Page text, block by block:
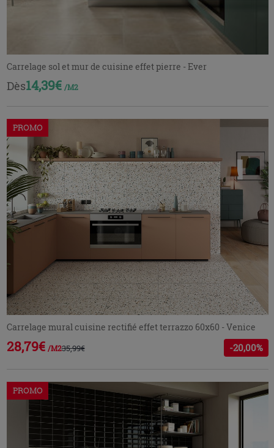
Carrelage sol et mur de cuisine effet pierre - Ever
Dès14,39€ /M2
PROMO
Carrelage mural cuisine rectifié effet terrazzo 60x60 - Venice
28,79€ /M235,99€ -20,00%
PROMO